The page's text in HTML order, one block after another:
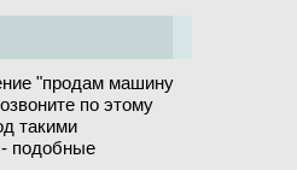
"продам машину
по этому
такими
подобные